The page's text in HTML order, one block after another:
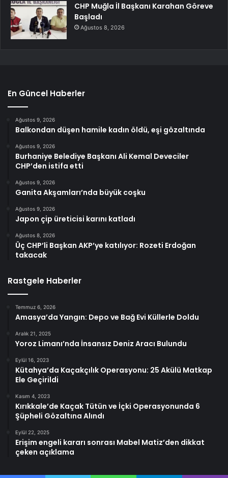
CHP Muğla İl Başkanı Karahan Göreve
Başladı
Ağustos 8, 2026
En Güncel Haberler
Ağustos 9, 2026
Balkondan düşen hamile kadın öldü, eşi gözaltında
Ağustos 9, 2026
Burhaniye Belediye Başkanı Ali Kemal Deveciler
CHP’den istifa etti
Ağustos 9, 2026
Ganita Akşamları’nda büyük coşku
Ağustos 9, 2026
Japon çip üreticisi karını katladı
Ağustos 8, 2026
Üç CHP’li Başkan AKP’ye katılıyor: Rozeti Erdoğan
takacak
Rastgele Haberler
Temmuz 6, 2026
Amasya’da Yangın: Depo ve Bağ Evi Küllerle Doldu
Aralık 21, 2025
Yoroz Limanı’nda İnsansız Deniz Aracı Bulundu
Eylül 16, 2023
Kütahya’da Kaçakçılık Operasyonu: 25 Akülü Matkap
Ele Geçirildi
Kasım 4, 2023
Kırıkkale’de Kaçak Tütün ve İçki Operasyonunda 6
Şüpheli Gözaltına Alındı
Eylül 22, 2025
Erişim engeli kararı sonrası Mabel Matiz’den dikkat
çeken açıklama